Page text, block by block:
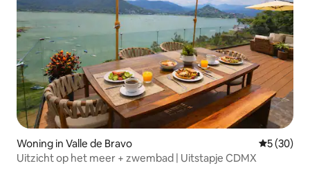
Woning in Valle de Bravo
5 (30)
Uitzicht op het meer + zwembad | Uitstapje CDMX